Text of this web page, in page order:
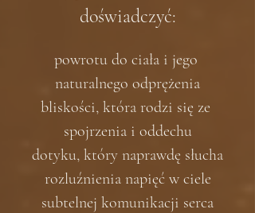
doświadczyć:
powrotu do ciała i jego
naturalnego odprężenia
bliskości, która rodzi się ze
spojrzenia i oddechu
dotyku, który naprawdę słucha
rozluźnienia napięć w ciele
subtelnej komunikacji serca